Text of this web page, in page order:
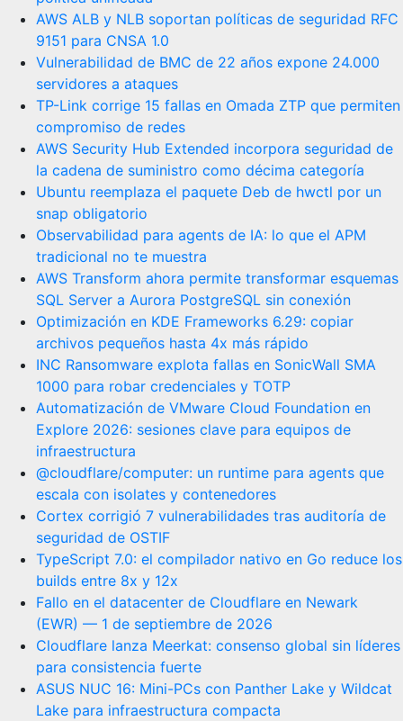
AWS ALB y NLB soportan políticas de seguridad RFC
9151 para CNSA 1.0
Vulnerabilidad de BMC de 22 años expone 24.000
servidores a ataques
TP-Link corrige 15 fallas en Omada ZTP que permiten
compromiso de redes
AWS Security Hub Extended incorpora seguridad de
la cadena de suministro como décima categoría
Ubuntu reemplaza el paquete Deb de hwctl por un
snap obligatorio
Observabilidad para agents de IA: lo que el APM
tradicional no te muestra
AWS Transform ahora permite transformar esquemas
SQL Server a Aurora PostgreSQL sin conexión
Optimización en KDE Frameworks 6.29: copiar
archivos pequeños hasta 4x más rápido
INC Ransomware explota fallas en SonicWall SMA
1000 para robar credenciales y TOTP
Automatización de VMware Cloud Foundation en
Explore 2026: sesiones clave para equipos de
infraestructura
@cloudflare/computer: un runtime para agents que
escala con isolates y contenedores
Cortex corrigió 7 vulnerabilidades tras auditoría de
seguridad de OSTIF
TypeScript 7.0: el compilador nativo en Go reduce los
builds entre 8x y 12x
Fallo en el datacenter de Cloudflare en Newark
(EWR) — 1 de septiembre de 2026
Cloudflare lanza Meerkat: consenso global sin líderes
para consistencia fuerte
ASUS NUC 16: Mini-PCs con Panther Lake y Wildcat
Lake para infraestructura compacta